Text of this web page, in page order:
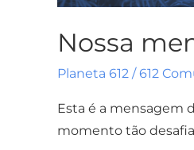
Nossa
Planeta 612 /612
Esta é a mensagem
momento tão